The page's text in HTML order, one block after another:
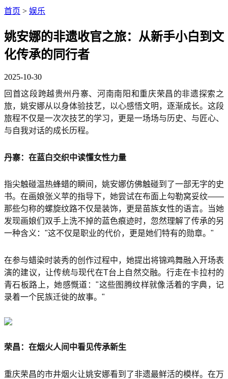
首页 > 娱乐
姚安娜的非遗收官之旅：从新手小白到文
化传承的同行者
2025-10-30
回首这段跨越贵州丹寨、河南南阳和重庆荣昌的非遗探索之
旅，姚安娜从以身体验技艺，以心感悟文明，逐渐成长。这段
旅程不仅是一次次技艺的学习，更是一场场与历史、与匠心、
与自我对话的成长历程。
丹寨：在蓝白交织中读懂女性力量
指尖触碰温热蜂蜡的瞬间，姚安娜仿佛触碰到了一部无字的史
书。在画娘张义苹的指导下，她尝试在布面上勾勒窝妥纹——
那些匀称的螺旋纹路不仅是装饰，更是苗族女性的语言。当她
发现画娘们双手上洗不掉的蓝色痕迹时，忽然理解了传承的另
一种含义："这不仅是职业的代价，更是她们特有的勋章。"
在参与蜡染时装秀的创作过程中，她提出将锦鸡舞融入开场表
演的建议，让传统与现代在T台上自然交融。行走在卡拉村的
青石板路上，她感慨道："这些图腾纹样就像活着的字典，记
录着一个民族迁徙的故事。"
荣昌：在烟火人间中看见传承新生
重庆荣昌的市井烟火让姚安娜看到了非遗最鲜活的模样。在万